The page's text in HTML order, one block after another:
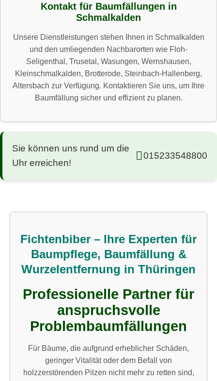
Kontakt für Baumfällungen in
Schmalkalden
Unsere Dienstleistungen stehen Ihnen in Schmalkalden
und den umliegenden Nachbarorten wie Floh-
Seligenthal, Trusetal, Wasungen, Wernshausen,
Kleinschmalkalden, Brotterode, Steinbach-Hallenberg,
Altersbach zur Verfügung. Kontaktieren Sie uns, um Ihre
Baumfällung sicher und effizient zu planen.
Sie können uns rund um die
Uhr erreichen!
015233548800
Fichtenbiber – Ihre Experten für
Baumpflege, Baumfällung &
Wurzelentfernung in Thüringen
Professionelle Partner für
anspruchsvolle
Problembaumfällungen
Für Bäume, die aufgrund erheblicher Schäden,
geringer Vitalität oder dem Befall von
holzzerstörenden Pilzen nicht mehr zu retten sind,